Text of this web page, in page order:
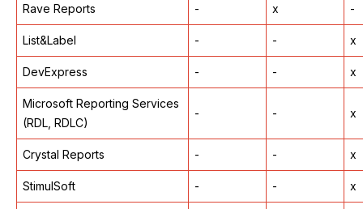
Rave Reports - x -
List&Label - - x
DevExpress - - x
Microsoft Reporting Services
(RDL, RDLC)
- - x
Crystal Reports - - x
StimulSoft - - x